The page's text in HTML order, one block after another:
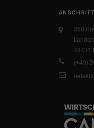
ANSCHRIFT
360
48431
(+49)